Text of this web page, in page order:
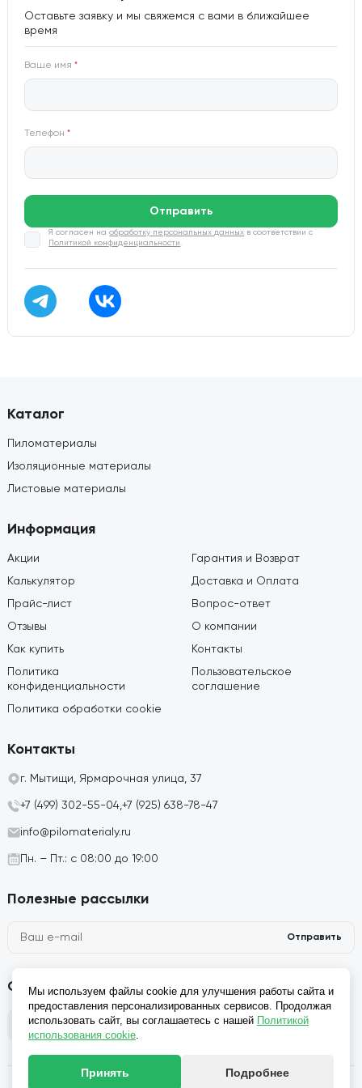
Оставьте заявку и мы свяжемся с вами в ближайшее
время
Ваше имя*
Телефон*
Отправить
Я согласен наобработку персональных данных в соответствии с
Политикой конфиденциальности .
Каталог
Пиломатериалы
Изоляционные материалы
Листовые материалы
Информация
Акции
Калькулятор
Прайс-лист
Отзывы
Как купить
Политика
конфиденциальности
Политика обработки cookie
Гарантия и Возврат
Доставка и Оплата
Вопрос-ответ
О компании
Контакты
Пользовательское
соглашение
Контакты
г. Мытищи, Ярмарочная улица, 37
+7 (499) 302-55-04,+7 (925) 638-78-47
info@pilomaterialy.ru
Пн. – Пт.: с 08:00 до 19:00
Полезные рассылки
Отправить
Социальные сети
Мы используем файлы cookie для улучшения работы сайта и
предоставления персонализированных сервисов. Продолжая
использовать сайт, вы соглашаетесь с нашей Политикой
использования cookie.
Принять Подробнее